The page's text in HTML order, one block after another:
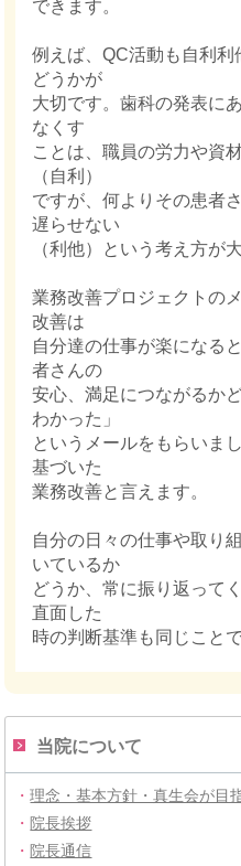
できます。
例えば、QC活動も自利
どうかが
大切です。歯科の発表に
なくす
ことは、職員の労力や資
（自利）
ですが、何よりその患者
遅らせない
（利他）という考え方が
業務改善プロジェクトの
改善は
自分達の仕事が楽になる
者さんの
安心、満足につながるか
わかった」
というメールをもらいま
基づいた
業務改善と言えます。
自分の日々の仕事や取り
いているか
どうか、常に振り返って
直面した
時の判断基準も同じことで
当院について
・理念・基本方針・真生会が目
・ 院長挨拶
・ 院長通信